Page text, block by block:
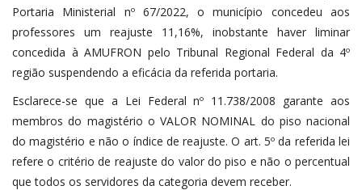
Portaria Ministerial nº 67/2022, o município concedeu aos
professores um reajuste 11,16%, inobstante haver liminar
concedida à AMUFRON pelo Tribunal Regional Federal da 4º
região suspendendo a eficácia da referida portaria.
Esclarece-se que a Lei Federal nº 11.738/2008 garante aos
membros do magistério o VALOR NOMINAL do piso nacional
do magistério e não o índice de reajuste. O art. 5º da referida lei
refere o critério de reajuste do valor do piso e não o percentual
que todos os servidores da categoria devem receber.